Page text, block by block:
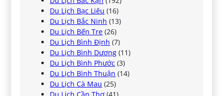
Du Lịch Bạc Liêu (16)
Du Lịch Bắc Ninh (13)
Du Lịch Bến Tre (26)
Du Lịch Bình Định (7)
Du Lịch Bình Dương (11)
Du Lịch Bình Phước (3)
Du Lịch Bình Thuận (14)
Du Lịch Cà Mau (25)
Du Lịch Cần Thơ (41)